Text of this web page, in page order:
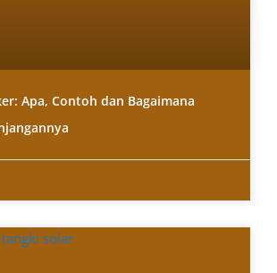
Apa, Contoh dan Bagaimana